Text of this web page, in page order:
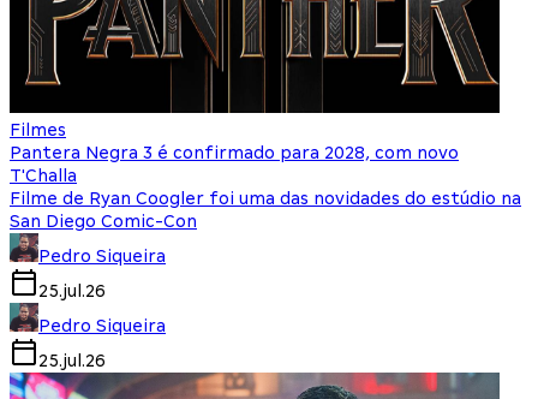
Filmes
Pantera Negra 3 é confirmado para 2028, com novo
T'Challa
Filme de Ryan Coogler foi uma das novidades do estúdio na
San Diego Comic-Con
Pedro Siqueira
25.jul.26
Pedro Siqueira
25.jul.26